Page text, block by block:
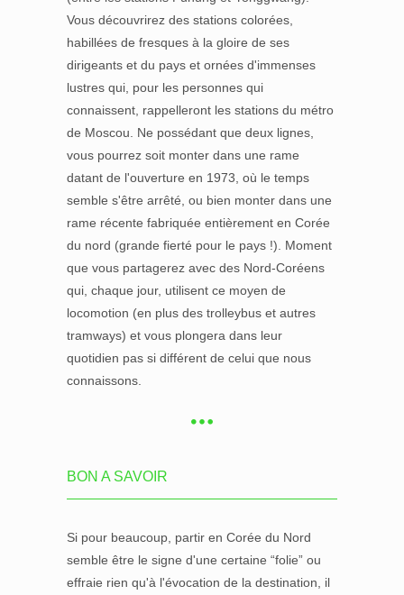
Vous découvrirez des stations colorées,
habillées de fresques à la gloire de ses
dirigeants et du pays et ornées d'immenses
lustres qui, pour les personnes qui
connaissent, rappelleront les stations du métro
de Moscou. Ne possédant que deux lignes,
vous pourrez soit monter dans une rame
datant de l'ouverture en 1973, où le temps
semble s'être arrêté, ou bien monter dans une
rame récente fabriquée entièrement en Corée
du nord (grande fierté pour le pays !). Moment
que vous partagerez avec des Nord-Coréens
qui, chaque jour, utilisent ce moyen de
locomotion (en plus des trolleybus et autres
tramways) et vous plongera dans leur
quotidien pas si différent de celui que nous
connaissons.
BON A SAVOIR
Si pour beaucoup, partir en Corée du Nord
semble être le signe d'une certaine “folie” ou
effraie rien qu'à l'évocation de la destination, il